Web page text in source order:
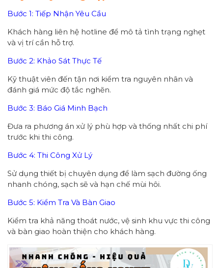
Bước 1: Tiếp Nhận Yêu Cầu
Khách hàng liên hệ hotline để mô tả tình trạng nghẹt
và vị trí cần hỗ trợ.
Bước 2: Khảo Sát Thực Tế
Kỹ thuật viên đến tận nơi kiểm tra nguyên nhân và
đánh giá mức độ tắc nghẽn.
Bước 3: Báo Giá Minh Bạch
Đưa ra phương án xử lý phù hợp và thống nhất chi phí
trước khi thi công.
Bước 4: Thi Công Xử Lý
Sử dụng thiết bị chuyên dụng để làm sạch đường ống
nhanh chóng, sạch sẽ và hạn chế mùi hôi.
Bước 5: Kiểm Tra Và Bàn Giao
Kiểm tra khả năng thoát nước, vệ sinh khu vực thi công
và bàn giao hoàn thiện cho khách hàng.